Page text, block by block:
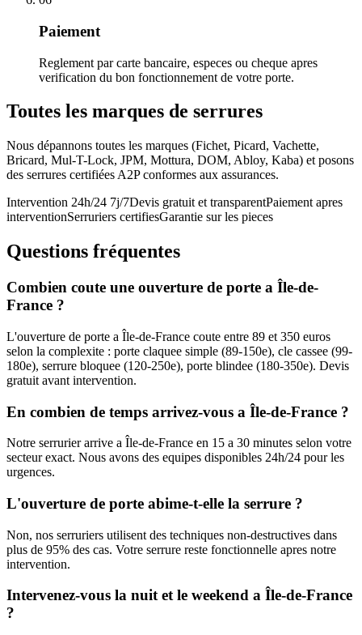
Paiement
Reglement par carte bancaire, especes ou cheque apres
verification du bon fonctionnement de votre porte.
Toutes les marques de serrures
Nous dépannons toutes les marques (Fichet, Picard, Vachette,
Bricard, Mul-T-Lock, JPM, Mottura, DOM, Abloy, Kaba) et posons
des serrures certifiées A2P conformes aux assurances.
Intervention 24h/24 7j/7Devis gratuit et transparentPaiement apres
interventionSerruriers certifiesGarantie sur les pieces
Questions fréquentes
Combien coute une ouverture de porte a Île-de-
France ?
L'ouverture de porte a Île-de-France coute entre 89 et 350 euros
selon la complexite : porte claquee simple (89-150e), cle cassee (99-
180e), serrure bloquee (120-250e), porte blindee (180-350e). Devis
gratuit avant intervention.
En combien de temps arrivez-vous a Île-de-France ?
Notre serrurier arrive a Île-de-France en 15 a 30 minutes selon votre
secteur exact. Nous avons des equipes disponibles 24h/24 pour les
urgences.
L'ouverture de porte abime-t-elle la serrure ?
Non, nos serruriers utilisent des techniques non-destructives dans
plus de 95% des cas. Votre serrure reste fonctionnelle apres notre
intervention.
Intervenez-vous la nuit et le weekend a Île-de-France
?